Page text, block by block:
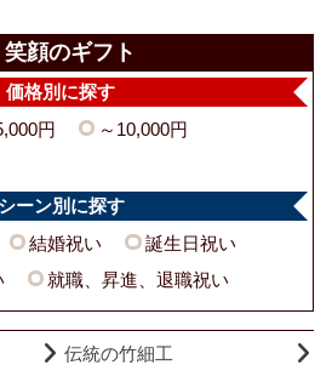
笑顔のギフト
価格別に探す
円
～10,000円
シーン別に探す
結婚祝い
誕生日祝い
就職、昇進、退職祝い
伝統の竹細工